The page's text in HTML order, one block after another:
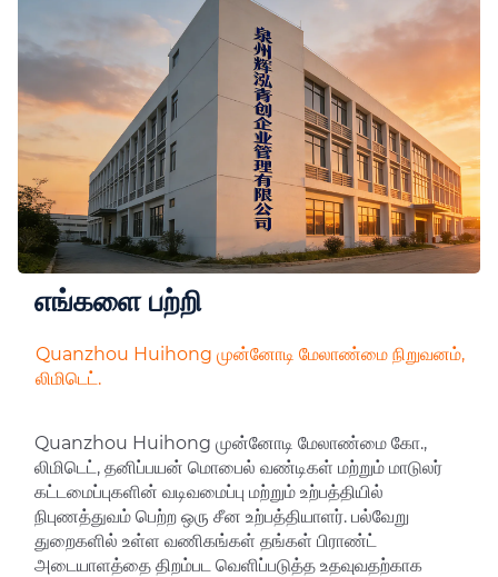
எங்களை பற்றி
Quanzhou Huihong முன்னோடி மேலாண்மை நிறுவனம்,
லிமிடெட்.
Quanzhou Huihong முன்னோடி மேலாண்மை கோ.,
லிமிடெட், தனிப்பயன் மொபைல் வண்டிகள் மற்றும் மாடுலர்
கட்டமைப்புகளின் வடிவமைப்பு மற்றும் உற்பத்தியில்
நிபுணத்துவம் பெற்ற ஒரு சீன உற்பத்தியாளர். பல்வேறு
துறைகளில் உள்ள வணிகங்கள் தங்கள் பிராண்ட்
அடையாளத்தை திறம்பட வெளிப்படுத்த உதவுவதற்காக